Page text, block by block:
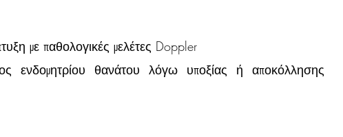
με παθολογικές μελέτες Doppler
ενδομητρίου θανάτου λόγω υποξίας ή αποκόλλησης